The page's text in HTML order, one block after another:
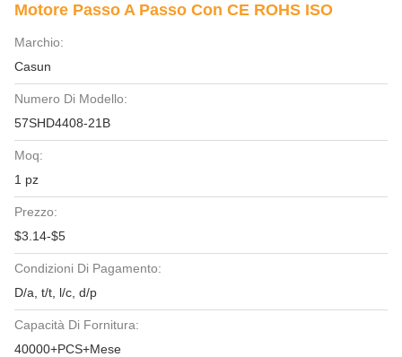
Motore Passo A Passo Con CE ROHS ISO
Marchio:
Casun
Numero Di Modello:
57SHD4408-21B
Moq:
1 pz
Prezzo:
$3.14-$5
Condizioni Di Pagamento:
D/a, t/t, l/c, d/p
Capacità Di Fornitura:
40000+PCS+Mese